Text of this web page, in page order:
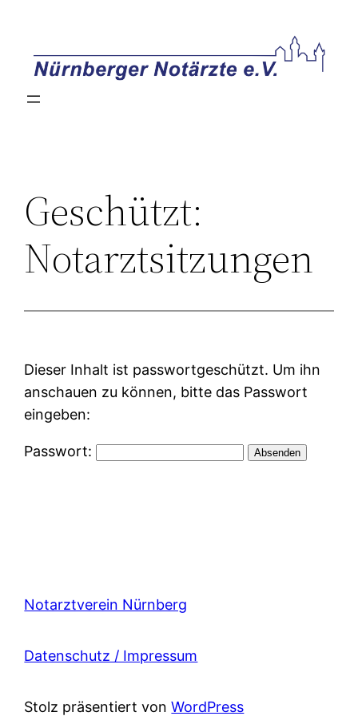
springen
Geschützt:
Notarztsitzungen
Dieser Inhalt ist passwortgeschützt. Um ihn
anschauen zu können, bitte das Passwort
eingeben:
Passwort:
Notarztverein Nürnberg
Datenschutz / Impressum
Stolz präsentiert vonWordPress